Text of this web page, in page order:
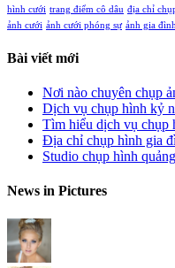
hình cưới trang điểm cô dâu địa chỉ
ảnh cưới ảnh cưới phóng sự ảnh gia đình
Bài viết mới
Nơi nào chuyên chụp
Dịch vụ chụp hình kỷ
Tìm hiểu dịch vụ chụp
Địa chỉ chụp hình gia
Studio chụp hình
News in Pictures